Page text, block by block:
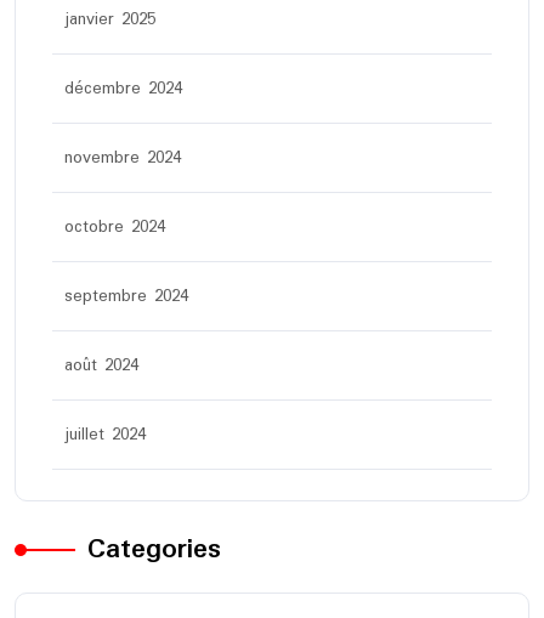
janvier 2025
décembre 2024
novembre 2024
octobre 2024
septembre 2024
août 2024
juillet 2024
Categories